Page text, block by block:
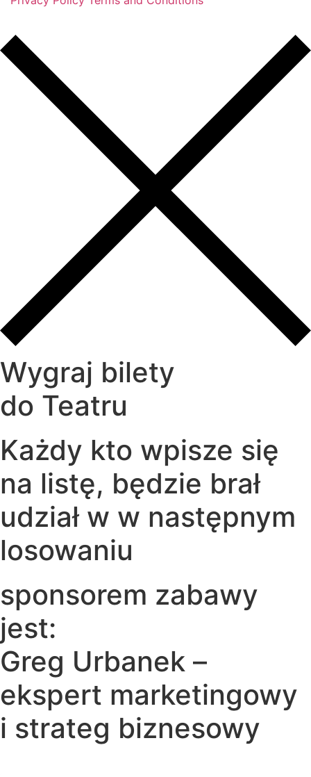
Wygraj bilety
do Teatru
Każdy kto wpisze się
na listę, będzie brał
udział w w następnym
losowaniu
sponsorem zabawy
jest:
Greg Urbanek –
ekspert marketingowy
i strateg biznesowy